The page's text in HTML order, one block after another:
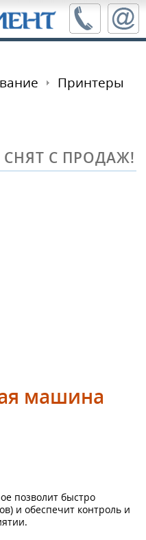
Принтеры
С ПРОДАЖ!
машина
позволит быстро
и обеспечит контроль и